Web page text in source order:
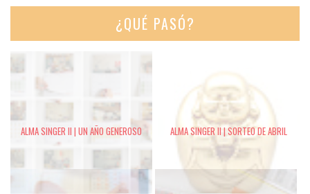
¿QUÉ PASÓ?
ALMA SINGER II | UN AÑO GENEROSO ALMA SINGER II | SORTEO DE ABRIL